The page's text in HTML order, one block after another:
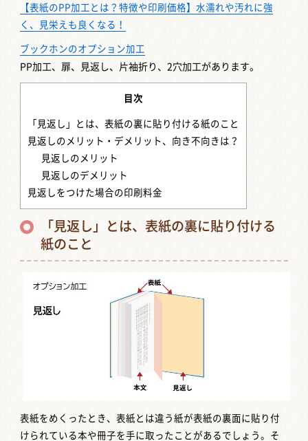
【表紙のPP加工とは？特徴や印刷価格】水濡れや汚れに強
く、見栄えも良くなる！
ブックホンのオプション加工
PP加工、扉、見返し、片袖折り、2穴加工があります。
目次
「見返し」とは、表紙の裏に貼り付ける紙のこと
見返しのメリット・デメリット、向き不向きは？
見返しのメリット
見返しのデメリット
見返しをつけた場合の印刷料金
「見返し」とは、表紙の裏に貼り付ける
紙のこと
表紙をめくったとき、表紙とは違う紙が表紙の裏面に貼り付
けられている本や冊子を手に取ったことがあるでしょう。そ